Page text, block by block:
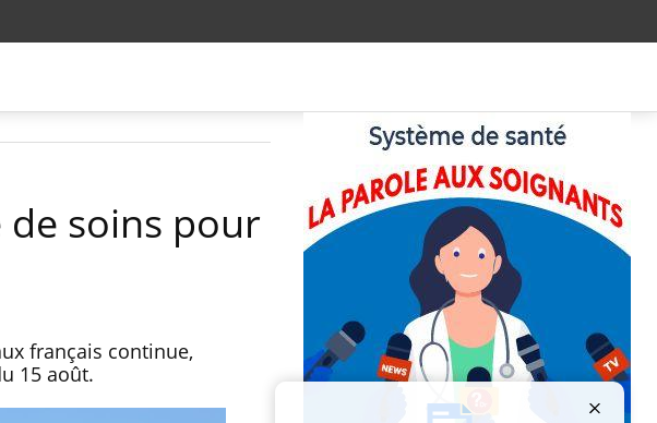
de soins pour
français continue,
15 août.